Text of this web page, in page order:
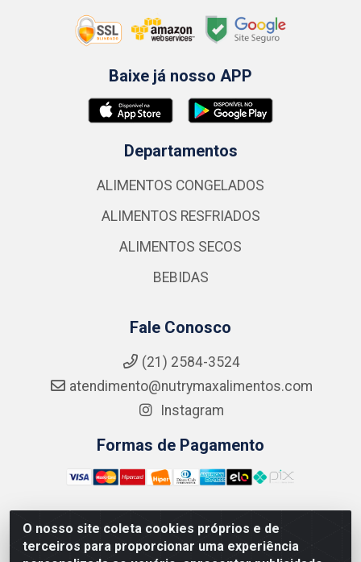
O nosso site coleta cookies próprios e de
terceiros para proporcionar uma experiência
Baixe já nosso APP
Departamentos
ALIMENTOS CONGELADOS
ALIMENTOS RESFRIADOS
ALIMENTOS SECOS
BEBIDAS
Fale Conosco
(21) 2584-3524
atendimento@nutrymaxalimentos.com
Instagram
Formas de Pagamento
NUTRY MAX COMÉRCIO DE PRODUTOS ALIMENTICIOS
LTDA - RUA DO FEIJÃO, 721 PENHA CIRCULAR/RJ -